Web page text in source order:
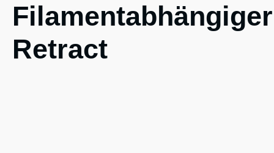
Filamentabhängiger
Retract